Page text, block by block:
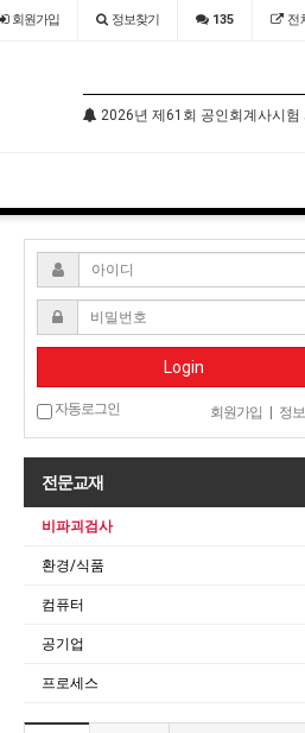
회원가입 정보찾기 135 전
2026년 제61회 공인회계사시험 시행공
Login
자동로그인 회원가입 | 정
전문교재
비파괴검사
환경/식품
컴퓨터
공기업
프로세스